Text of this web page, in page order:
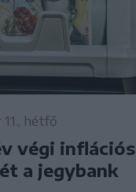
hétfő
végi inflációs
a jegybank